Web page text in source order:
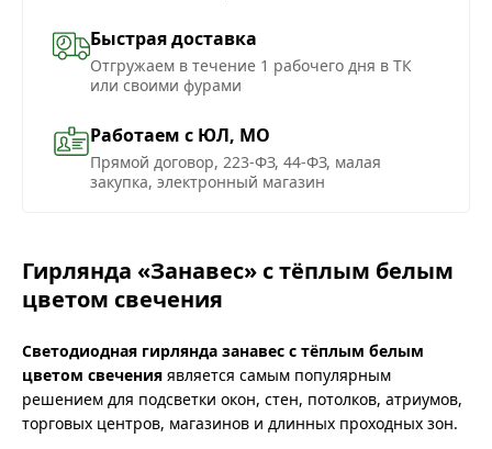
Быстрая доставка
Отгружаем в течение 1 рабочего дня в ТК
или своими фурами
Работаем с ЮЛ, МО
Прямой договор, 223-ФЗ, 44-ФЗ, малая
закупка, электронный магазин
Гирлянда «Занавес» с тёплым белым
цветом свечения
Светодиодная гирлянда занавес с тёплым белым
цветом свечения является самым популярным
решением для подсветки окон, стен, потолков, атриумов,
торговых центров, магазинов и длинных проходных зон.